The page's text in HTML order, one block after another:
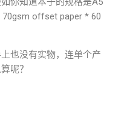
70gsm offset paper * 60
也没有实物，连单个产
呢？